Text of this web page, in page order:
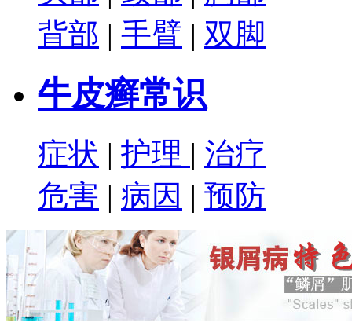
背部 | 手臂 | 双脚
牛皮癣常识
症状 | 护理 | 治疗
危害 | 病因 | 预防